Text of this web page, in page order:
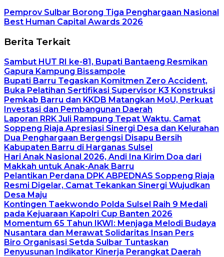
Pemprov Sulbar Borong Tiga Penghargaan Nasional
Best Human Capital Awards 2026
Berita Terkait
Sambut HUT RI ke-81, Bupati Bantaeng Resmikan
Gapura Kampung Bissampole
Bupati Barru Tegaskan Komitmen Zero Accident,
Buka Pelatihan Sertifikasi Supervisor K3 Konstruksi
Pemkab Barru dan KKDB Matangkan MoU, Perkuat
Investasi dan Pembangunan Daerah
Laporan RRK Juli Rampung Tepat Waktu, Camat
Soppeng Riaja Apresiasi Sinergi Desa dan Kelurahan
Dua Penghargaan Bergengsi Disapu Bersih
Kabupaten Barru di Harganas Sulsel
Hari Anak Nasional 2026, Andi Ina Kirim Doa dari
Makkah untuk Anak-Anak Barru
Pelantikan Perdana DPK ABPEDNAS Soppeng Riaja
Resmi Digelar, Camat Tekankan Sinergi Wujudkan
Desa Maju
Kontingen Taekwondo Polda Sulsel Raih 9 Medali
pada Kejuaraan Kapolri Cup Banten 2026
Momentum 65 Tahun IKWI: Menjaga Melodi Budaya
Nusantara dan Merawat Solidaritas Insan Pers
Biro Organisasi Setda Sulbar Tuntaskan
Penyusunan Indikator Kinerja Perangkat Daerah